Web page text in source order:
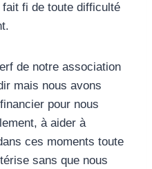
fait fi de toute difficulté
de notre association
mais nous avons
pour nous
à aider à
ces moments toute
sans que nous